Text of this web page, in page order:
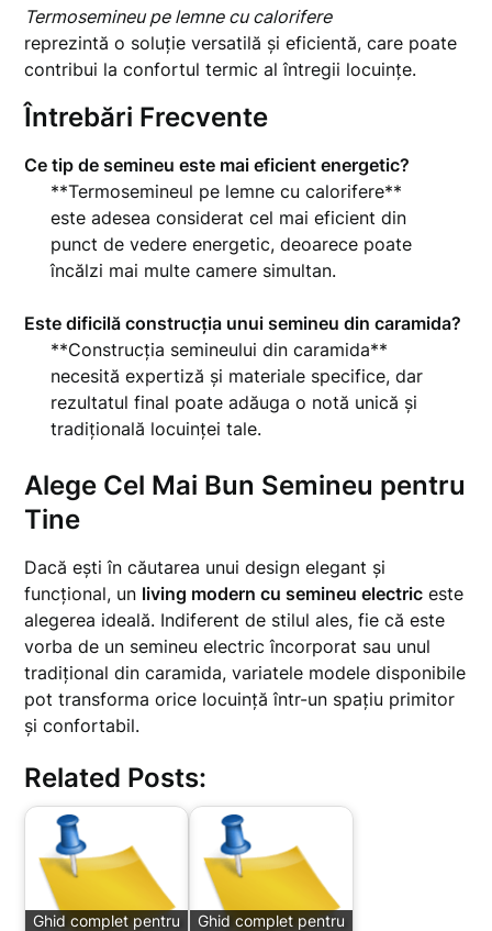
Termosemineu pe lemne cu calorifere
reprezintă o soluție versatilă și eficientă, care poate
contribui la confortul termic al întregii locuințe.
Întrebări Frecvente
Ce tip de semineu este mai eficient energetic?
**Termosemineul pe lemne cu calorifere**
este adesea considerat cel mai eficient din
punct de vedere energetic, deoarece poate
încălzi mai multe camere simultan.
Este dificilă construcția unui semineu din caramida?
**Construcția semineului din caramida**
necesită expertiză și materiale specifice, dar
rezultatul final poate adăuga o notă unică și
tradițională locuinței tale.
Alege Cel Mai Bun Semineu pentru
Tine
Dacă ești în căutarea unui design elegant și
funcțional, un living modern cu semineu electric este
alegerea ideală. Indiferent de stilul ales, fie că este
vorba de un semineu electric încorporat sau unul
tradițional din caramida, variatele modele disponibile
pot transforma orice locuință într-un spațiu primitor
și confortabil.
Related Posts:
Ghid complet pentru
Ghid complet pentru